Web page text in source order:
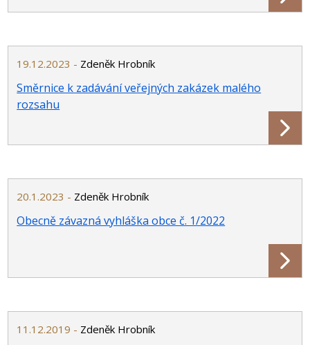
Směrnice k zadávání veřejných zakázek malého
rozsahu
19.12.2023 - Zdeněk Hrobník
Obecně závazná vyhláška obce č. 1/2022
20.1.2023 - Zdeněk Hrobník
11.12.2019 - Zdeněk Hrobník